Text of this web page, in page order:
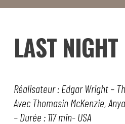
LAST
Réalisateur : Edgar Wright –
Avec Thomasin McKenzie,
– Durée : 117 min- USA